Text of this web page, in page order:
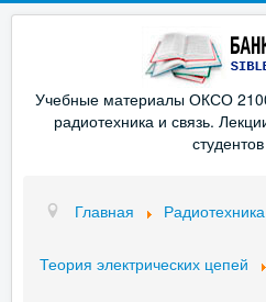
Учебные материалы ОКСО
радиотехника и связь.
Главная
Теория электрических цепей